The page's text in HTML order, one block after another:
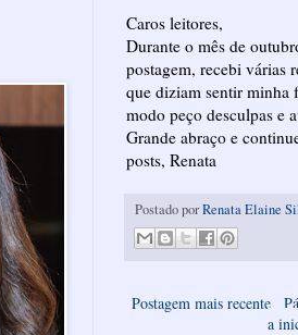
Caros leitores,
Durante o mês de
postagem, recebi várias
que diziam sentir minha
modo peço desculpas e
Grande abraço e
posts, Renata
Postado porRenata Elaine
Postagem mais recente
a